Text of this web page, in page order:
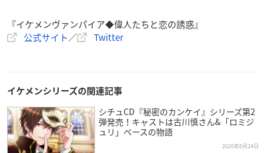
『イケメンヴァンパイア◆偉人たちと恋の誘惑』
公式サイト／ Twitter
イケメンシリーズの関連記事
シチュCD『秘密のカンケイ』シリーズ第2
弾発売！キャストは古川慎さん&「ロミジ
ュリ」ベースの物語
2020年6月24日